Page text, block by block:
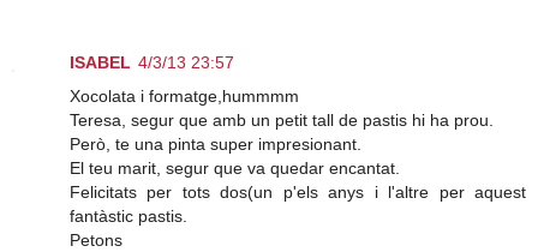
ISABEL 4/3/13 23:57
Xocolata i formatge,hummmm
Teresa, segur que amb un petit tall de pastis hi ha prou.
Però, te una pinta super impresionant.
El teu marit, segur que va quedar encantat.
Felicitats per tots dos(un p'els anys i l'altre per aquest
fantàstic pastis.
Petons